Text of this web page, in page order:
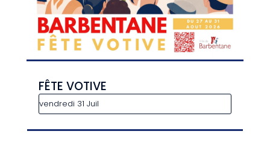
FÊTE VOTIVE
vendredi 31 Juil